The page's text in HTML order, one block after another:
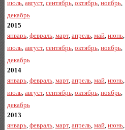
июль, август, сентябрь, октябрь, ноябрь,
декабрь
2015
январь, февраль, март, апрель, май, июнь,
июль, август, сентябрь, октябрь, ноябрь,
декабрь
2014
январь, февраль, март, апрель, май, июнь,
июль, август, сентябрь, октябрь, ноябрь,
декабрь
2013
январь, февраль, март, апрель, май, июнь,